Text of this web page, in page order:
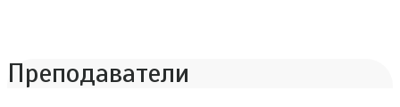
Преподаватели